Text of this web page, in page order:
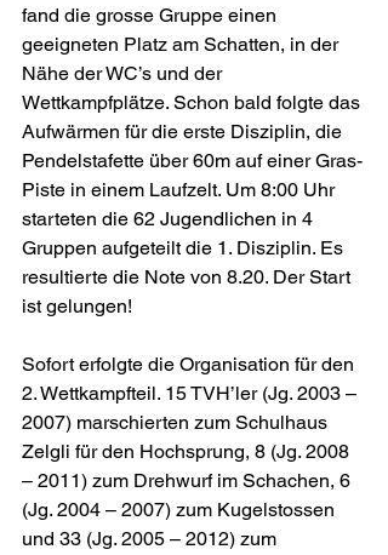
fand die grosse Gruppe einen
geeigneten Platz am Schatten, in der
Nähe der WC’s und der
Wettkampfplätze. Schon bald folgte das
Aufwärmen für die erste Disziplin, die
Pendelstafette über 60m auf einer Gras-
Piste in einem Laufzelt. Um 8:00 Uhr
starteten die 62 Jugendlichen in 4
Gruppen aufgeteilt die 1. Disziplin. Es
resultierte die Note von 8.20. Der Start
ist gelungen!
Sofort erfolgte die Organisation für den
2. Wettkampfteil. 15 TVH’ler (Jg. 2003 –
2007) marschierten zum Schulhaus
Zelgli für den Hochsprung, 8 (Jg. 2008
– 2011) zum Drehwurf im Schachen, 6
(Jg. 2004 – 2007) zum Kugelstossen
und 33 (Jg. 2005 – 2012) zum